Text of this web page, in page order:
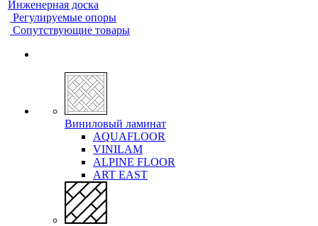
Инженерная доска
Регулируемые опоры
Сопутствующие товары
Виниловый ламинат
AQUAFLOOR
VINILAM
ALPINE FLOOR
ART EAST